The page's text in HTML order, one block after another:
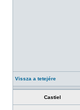
Vissza a tetejére
Castiel